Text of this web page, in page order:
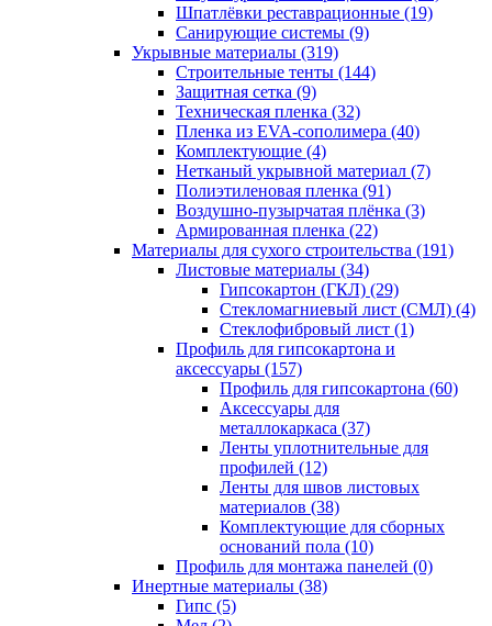
Шпатлёвки реставрационные (19)
Санирующие системы (9)
Укрывные материалы (319)
Строительные тенты (144)
Защитная сетка (9)
Техническая пленка (32)
Пленка из EVA-сополимера (40)
Комплектующие (4)
Нетканый укрывной материал (7)
Полиэтиленовая пленка (91)
Воздушно-пузырчатая плёнка (3)
Армированная пленка (22)
Материалы для сухого строительства (191)
Листовые материалы (34)
Гипсокартон (ГКЛ) (29)
Стекломагниевый лист (СМЛ) (4)
Cтеклофибровый лист (1)
Профиль для гипсокартона и
аксессуары (157)
Профиль для гипсокартона (60)
Аксессуары для
металлокаркаса (37)
Ленты уплотнительные для
профилей (12)
Ленты для швов листовых
материалов (38)
Комплектующие для сборных
оснований пола (10)
Профиль для монтажа панелей (0)
Инертные материалы (38)
Гипс (5)